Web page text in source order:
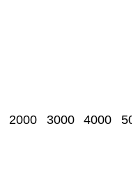
2000 3000 4000